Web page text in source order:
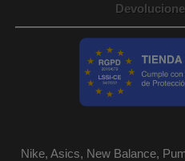
Nike, Asics, New Balance,